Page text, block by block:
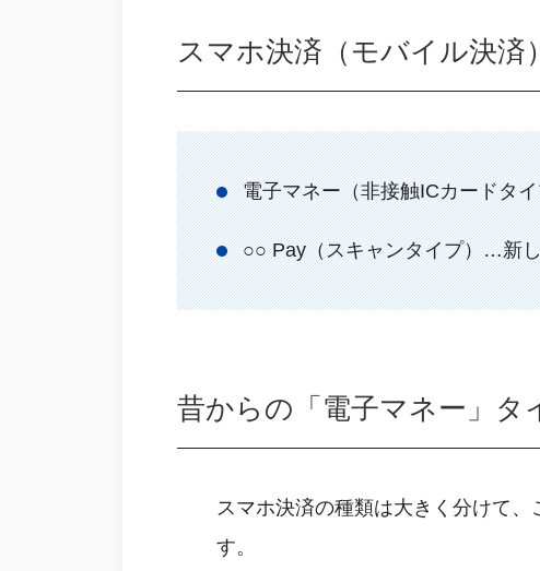
スマホ決済（モバイル決済
電子マネー（非接触ICカードタ
○○ Pay（スキャンタイプ）…新
昔からの「電子マネー」タ
スマホ決済の種類は大きく分けて
す。